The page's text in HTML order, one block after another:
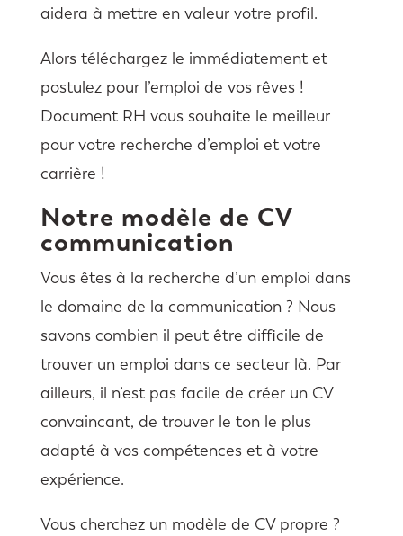
aidera à mettre en valeur votre profil.
Alors téléchargez le immédiatement et
postulez pour l’emploi de vos rêves !
Document RH vous souhaite le meilleur
pour votre recherche d’emploi et votre
carrière !
Notre modèle de CV
communication
Vous êtes à la recherche d’un emploi dans
le domaine de la communication ? Nous
savons combien il peut être difficile de
trouver un emploi dans ce secteur là. Par
ailleurs, il n’est pas facile de créer un CV
convaincant, de trouver le ton le plus
adapté à vos compétences et à votre
expérience.
Vous cherchez un modèle de CV propre ?